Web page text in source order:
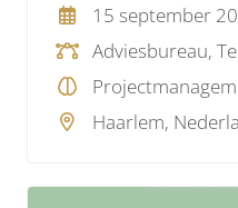
een andere
Hoe pak je dat aan?
15 september
Adviesbureau,
Haarlem,